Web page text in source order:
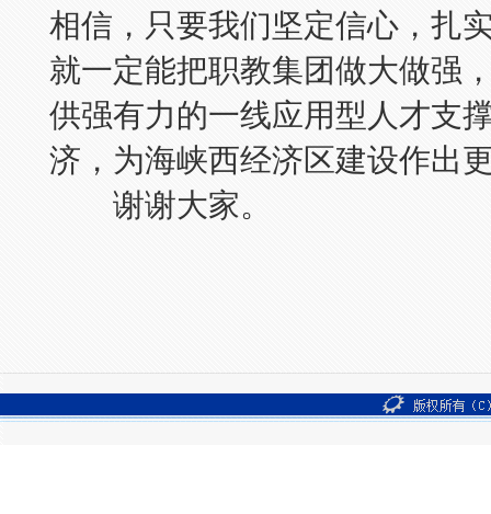
相信，只要我们坚定信心，扎
就一定能把职教集团做大做强
供强有力的一线应用型人才支
济，为海峡西经济区建设作出
谢谢大家。